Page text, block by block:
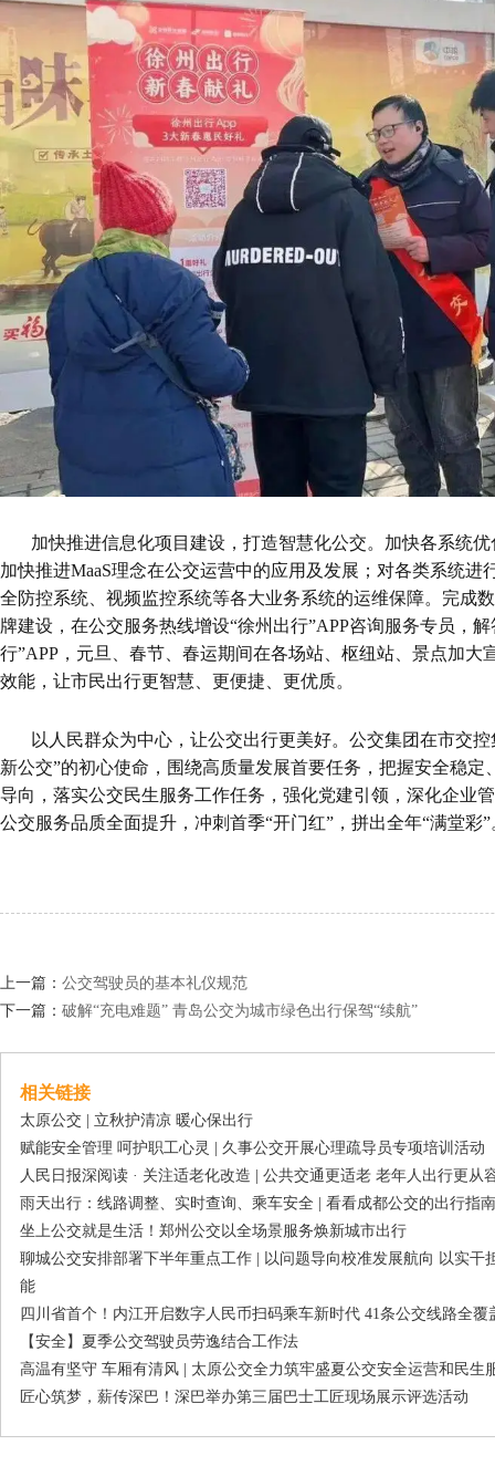
加快推进信息化项目建设，打造智慧化公交。 加快各系统优
加快推进MaaS理念在公交运营中的应用及发展；对各类系统
全防控系统、视频监控系统等各大业务系统的运维保障。 完成
牌建设，在公交服务热线增设“徐州出行”APP咨询服务专员，
行”APP，元旦、春节、春运期间在各场站、枢纽站、景点加
效能，让市民出行更智慧、更便捷、更优质。
以人民群众为中心，让公交出行更美好。公交集团在市交
新公交”的初心使命，围绕高质量发展首要任务，把握安全稳
导向，落实公交民生服务工作任务，强化党建引领，深化企业
公交服务品质全面提升，冲刺首季“开门红”，拼出全年“满堂彩”
上一篇： 公交驾驶员的基本礼仪规范
下一篇： 破解“充电难题” 青岛公交为城市绿色出行保驾“续航”
相关链接
太原公交 | 立秋护清凉 暖心保出行
赋能安全管理 呵护职工心灵 | 久事公交开展心理疏导员专项培训活动
人民日报深阅读 · 关注适老化改造 | 公共交通更适老 老年人出行更从
雨天出行：线路调整、实时查询、乘车安全 | 看看成都公交的出行指
坐上公交就是生活！郑州公交以全场景服务焕新城市出行
聊城公交安排部署下半年重点工作 | 以问题导向校准发展航向 以实干
能
四川省首个！内江开启数字人民币扫码乘车新时代 41条公交线路全覆
【安全】夏季公交驾驶员劳逸结合工作法
高温有坚守 车厢有清风 | 太原公交全力筑牢盛夏公交安全运营和民生
匠心筑梦，薪传深巴！深巴举办第三届巴士工匠现场展示评选活动